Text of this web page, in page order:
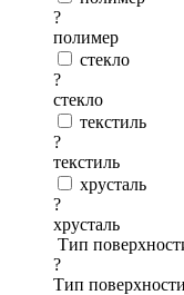
?
полимер
стекло
?
стекло
текстиль
?
текстиль
хрусталь
?
хрусталь
Тип
?
Тип